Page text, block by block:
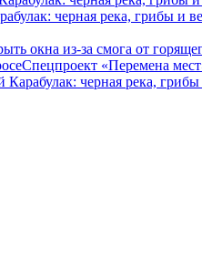
черная река, грибы и
окна из-за смога от
Спецпроект «Перемена
черная река,